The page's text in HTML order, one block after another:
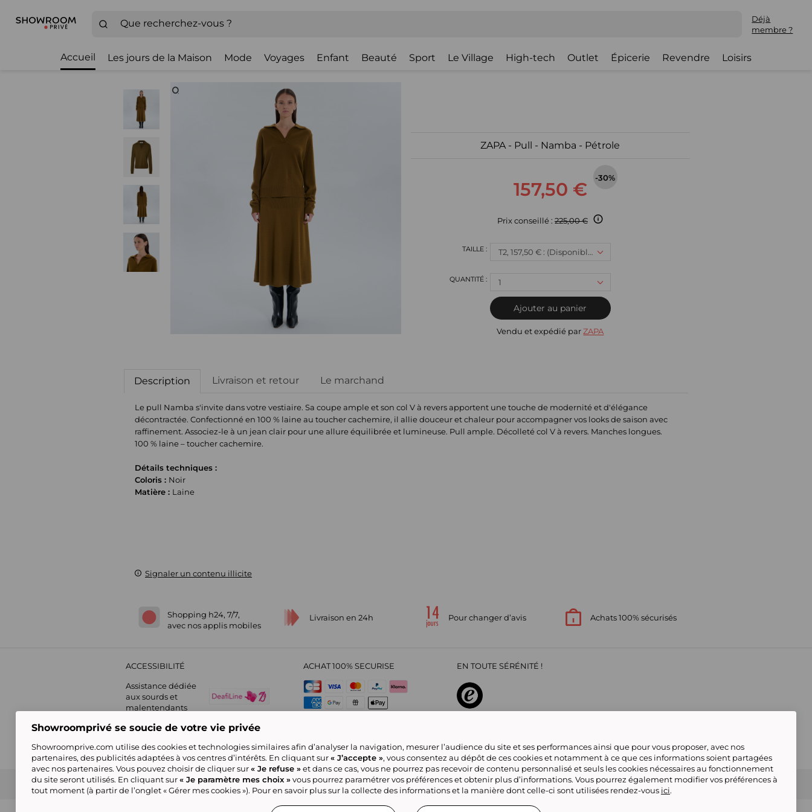
Déjà
membre ?
Accueil Les jours de la Maison Mode Voyages Enfant Beauté Sport Le Village High-tech Outlet Épicerie Revendre Loisirs
ZAPA - Pull - Namba - Pétrole
157,50 €
-30%
Prix conseillé : 225,00 €
T2, 157,50 € : (Disponible)
1
Ajouter au panier
Vendu et expédié parZAPA
Description Livraison et retour Le marchand
Le pull Namba s'invite dans votre vestiaire. Sa coupe ample et son col V à revers apportent une touche de modernité et d'élégance
décontractée. Confectionné en 100 % laine au toucher cachemire, il allie douceur et chaleur pour accompagner vos looks de saison avec
raffinement. Associez-le à un jean clair pour une allure équilibrée et lumineuse. Pull ample. Décolleté col V à revers. Manches longues.
100 % laine – toucher cachemire.
Détails techniques :
Coloris : Noir
Matière : Laine
Signaler un contenu illicite
Shopping h24, 7/7,
avec nos applis mobiles
Livraison en 24h Pour changer d’avis Achats 100% sécurisés
ACCESSIBILITÉ
Assistance dédiée
aux sourds et
malentendants
ACHAT 100% SECURISE EN TOUTE SÉRÉNITÉ !
Guide d'achat Showroomprive group CGV Politique de confidentialité Offre Partenaire Rejoignez-nous Nous contacter
Gérer mes cookies
Nos engagements
Conditions générales de la Marketplace Référencement & Critères de Classement Accessibilité : Non conforme Tous nos produits Deafiline
Showroomprivé se soucie de votre vie privée
Showroomprive.com utilise des cookies et technologies similaires afin d’analyser la navigation, mesurer l’audience du site et ses performances ainsi que pour vous proposer, avec nos
partenaires, des publicités adaptées à vos centres d’intérêts. En cliquant sur« J’accepte », vous consentez au dépôt de ces cookies et notamment à ce que ces informations soient partagées
avec nos partenaires. Vous pouvez choisir de cliquer sur« Je refuse »et dans ce cas, vous ne pourrez pas recevoir de contenu personnalisé et seuls les cookies nécessaires au fonctionnement
du site seront utilisés. En cliquant sur« Je paramètre mes choix »vous pourrez paramétrer vos préférences et obtenir plus d’informations. Vous pourrez également modifier vos préférences à
tout moment (à partir de l’onglet « Gérer mes cookies »). Pour en savoir plus sur la collecte des informations et la manière dont celle-ci sont utilisées rendez-vous ici.